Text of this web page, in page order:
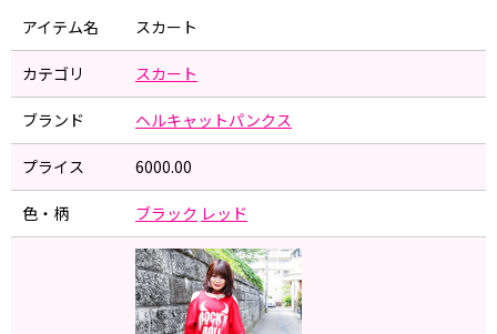
アイテム名 スカート
カテゴリ スカート
ブランド ヘルキャットパンクス
プライス 6000.00
色・柄 ブラック レッド